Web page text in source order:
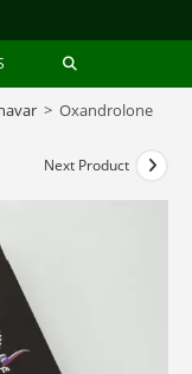
> Oxandrolone
Next Product